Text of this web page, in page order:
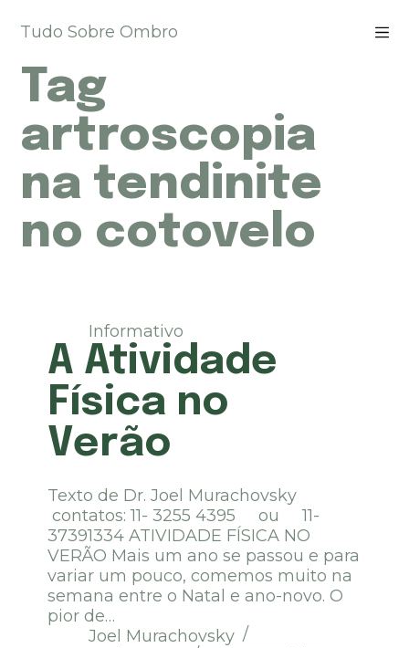
u
a
a
a
o
c
Tudo Sobre Ombro
Tag
artroscopia
na tendinite
no cotovelo
Informativo
A Atividade
Física no
Verão
Texto de Dr. Joel Murachovsky
contatos: 11- 3255 4395 ou 11-
37391334 ATIVIDADE FÍSICA NO
VERÃO Mais um ano se passou e para
variar um pouco, comemos muito na
semana entre o Natal e ano-novo. O
pior de…
Joel Murachovsky